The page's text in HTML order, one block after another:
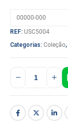
REF: USC5004
Categorias: Coleção,